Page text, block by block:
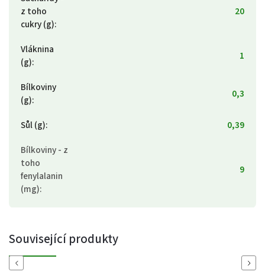
z toho
cukry (g):
20
Vláknina
(g): 1
Bílkoviny
(g): 0,3
Sůl (g):
0,39
Bílkoviny - z
toho
fenylalanin
(mg):
9
Související produkty
Previous Next